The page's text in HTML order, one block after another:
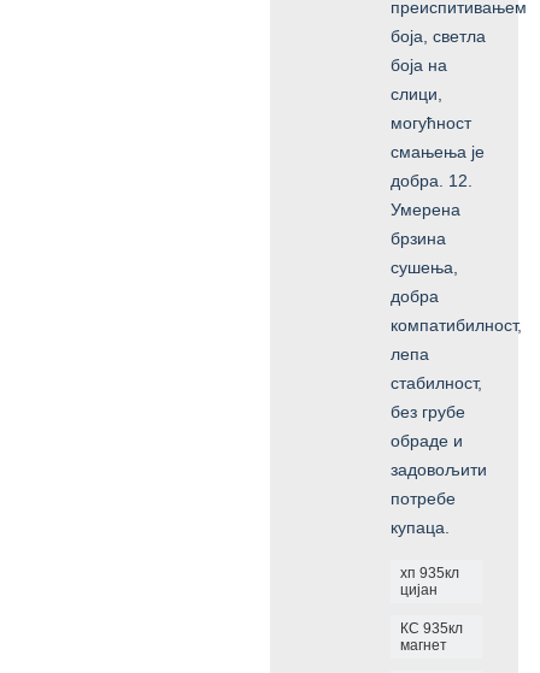
преиспитивањем
боја, светла
боја на
слици,
могућност
смањења је
добра. 12.
Умерена
брзина
сушења,
добра
компатибилност,
лепа
стабилност,
без грубе
обраде и
задовољити
потребе
купаца.
хп 935кл
цијан
КС 935кл
магнет